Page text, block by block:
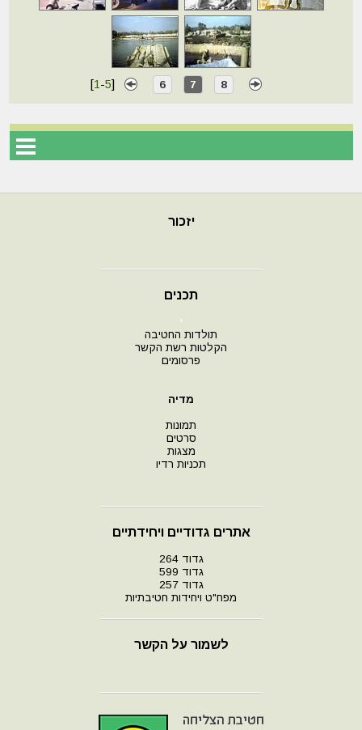
[1 -5] 6 7 8
יזכור
תכנים
י
תולדות החטיבה
הקלטות רשת הקשר
פרסומים
מדיה
תמונות
סרטים
מצגות
תכניות רדיו
אתרים גדודיים ויחידתיים
גדוד 264
גדוד 599
גדוד 257
מפח"ט ויחידות חטיבתיות
לשמור על הקשר